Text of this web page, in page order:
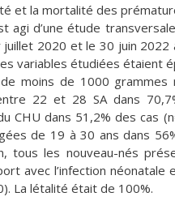
et la mortalité des
agi d’une étude
2020 et le 30 juin
variables étudiées étaient
moins de 1000 grammes
22 et 28 SA dans
CHU dans 51,2% des cas
de 19 à 30 ans dans
tous les nouveau-nés
avec l’infection
La létalité était de 100%.